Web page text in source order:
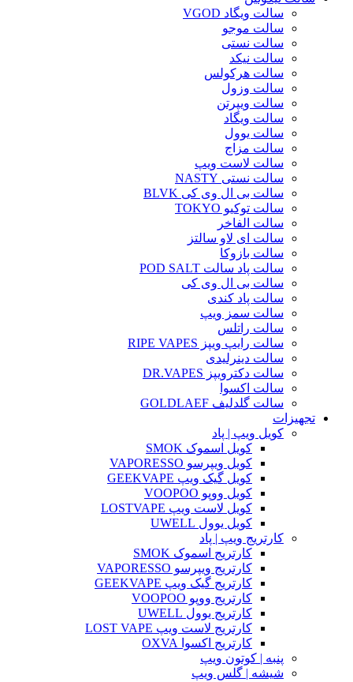
سالت ویگاد VGOD
سالت موجو
سالت نستی
سالت نیکد
سالت هرکولس
سالت وزول
سالت ویپرتن
سالت ویگاد
سالت یوول
سالت مزاج
سالت لاست ویپ
سالت نستی NASTY
سالت بی ال وی کی BLVK
سالت توکیو TOKYO
سالت الفاخر
سالت ای لاو سالتز
سالت بازوکا
سالت پاد سالت POD SALT
سالت بی ال وی کی
سالت پاد کندی
سالت سمز ویپ
سالت راتلس
سالت رایپ ویپز RIPE VAPES
سالت دینرلیدی
سالت دکترویپز DR.VAPES
سالت اکسوا
سالت گلدلیف GOLDLAEF
تجهیزات
کویل ویپ | پاد
کویل اسموک SMOK
کویل ویپرسو VAPORESSO
کویل گیک ویپ GEEKVAPE
کویل ووپو VOOPOO
کویل لاست ویپ LOSTVAPE
کویل یوول UWELL
کارتریج ویپ | پاد
کارتریج اسموک SMOK
کارتریج ویپرسو VAPORESSO
کارتریج گیک ویپ GEEKVAPE
کارتریج ووپو VOOPOO
کارتریج یوول UWELL
کارتریج لاست ویپ LOST VAPE
کارتریج اکسوا OXVA
پنبه | کوتون ویپ
شیشه | گلس ویپ